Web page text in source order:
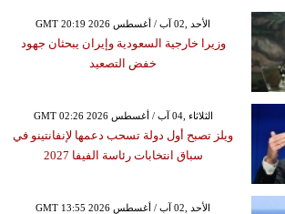
GMT 20:19 2026 الأحد ,02 آب / أغسطس
وزيرا خارجية السعودية وإيران يبحثان جهود
خفض التصعيد
GMT 02:26 2026 الثلاثاء ,04 آب / أغسطس
ويلز تصبح أول دولة تسحب دعمها لإنفانتينو في
سباق انتخابات رئاسة الفيفا 2027
GMT 13:55 2026 الأحد ,02 آب / أغسطس